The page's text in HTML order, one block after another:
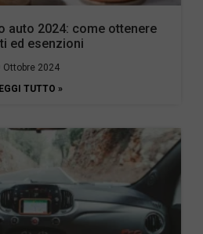
auto 2024: come ottenere
ed esenzioni
Ottobre 2024
TUTTO »